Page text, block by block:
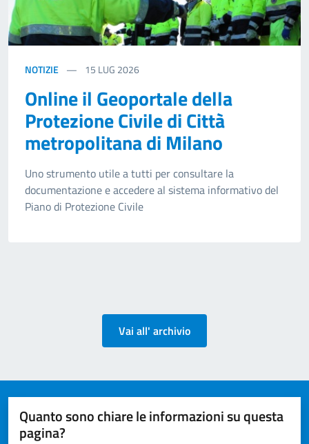
NOTIZIE 15 LUG 2026
Online il Geoportale della
Protezione Civile di Città
metropolitana di Milano
Uno strumento utile a tutti per consultare la
documentazione e accedere al sistema informativo del
Piano di Protezione Civile
Vai all' archivio
Quanto sono chiare le informazioni su questa
pagina?